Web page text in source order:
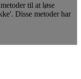
til at løse
Disse metoder har